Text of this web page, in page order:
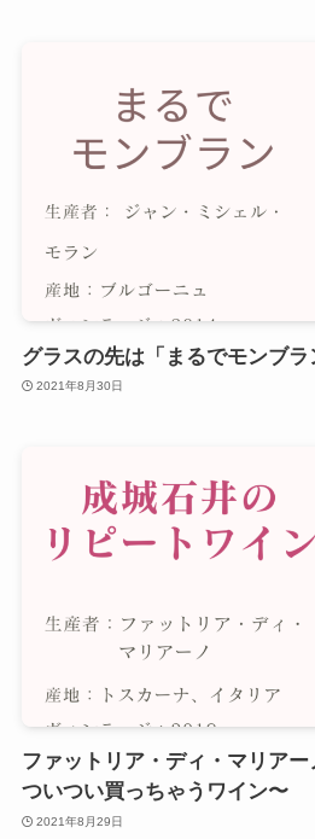
グラスの先は「まるでモンブラ
2021年8月30日
ファットリア・ディ・マリア
ついつい買っちゃうワイン〜
2021年8月29日